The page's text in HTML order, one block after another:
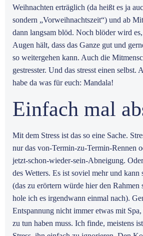
Weihnachten erträglich (da heißt es ja
sondern „Vorweihnachtszeit“) und ab
dann langsam blöd. Noch blöder wird
Augen hält, dass das Ganze gut und
so weitergehen kann. Auch die
gestresster. Und das stresst einen
habe da was für euch: Mandala!
Einfach mal
Mit dem Stress ist das so eine Sache.
nur das von-Termin-zu-Termin-Rennen
jetzt-schon-wieder-sein-Abneigung.
des Wetters. Es ist soviel mehr und kann
(das zu erörtern würde hier den Rahmen
hole ich es irgendwann einmal nach).
Entspannung nicht immer etwas mit
zu tun haben muss. Ich finde, meistens